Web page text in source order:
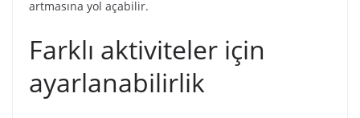
artmasına yol açabilir.
Farklı aktiviteler için
ayarlanabilirlik